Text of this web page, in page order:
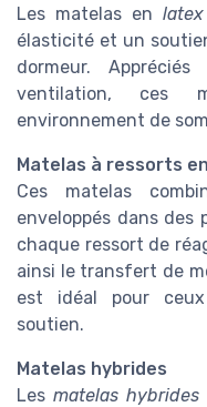
Les matelas en
élasticité et un
dormeur.
ventilation, ces
environnement de
Matelas à ressorts
Ces matelas
enveloppés dans des
chaque ressort de
ainsi le transfert de
est idéal pour
soutien.
Matelas hybrides
Les matelas hybrides